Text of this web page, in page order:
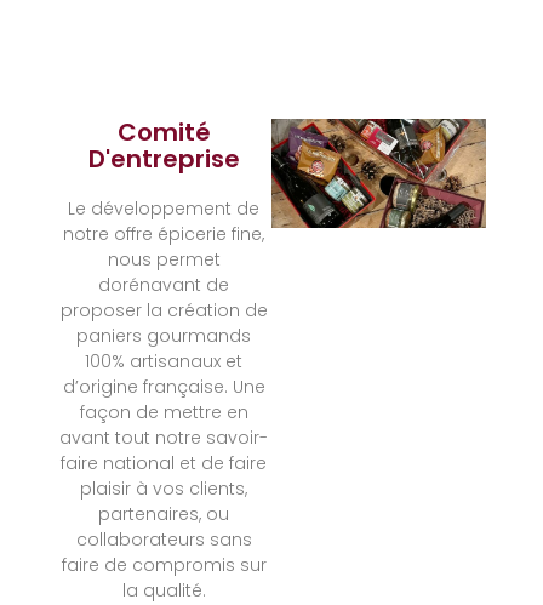
Comité
D'entreprise
Le développement de
notre offre épicerie fine,
nous permet
dorénavant de
proposer la création de
paniers gourmands
100% artisanaux et
d’origine française. Une
façon de mettre en
avant tout notre savoir-
faire national et de faire
plaisir à vos clients,
partenaires, ou
collaborateurs sans
faire de compromis sur
la qualité.